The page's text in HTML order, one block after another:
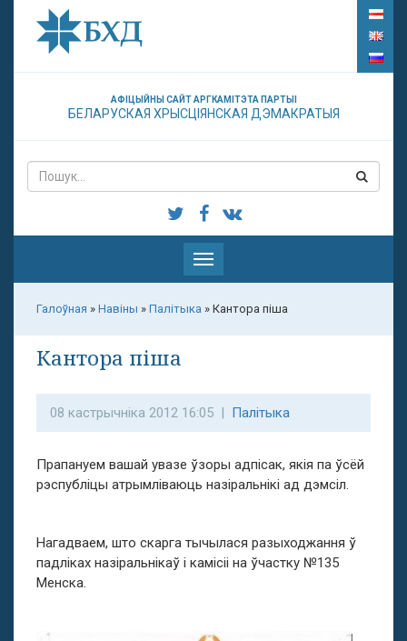
АФІЦЫЙНЫ САЙТ АРГКАМІТЭТА ПАРТЫІ
БЕЛАРУСКАЯ ХРЫСЦІЯНСКАЯ ДЭМАКРАТЫЯ
Паказаць
меню
Галоўная » Навіны » Палітыка » Кантора піша
Кантора піша
08 кастрычніка 2012 16:05 | Палітыка
Прапануем вашай увазе ўзоры адпісак, якія па ўсёй
рэспубліцы атрымліваюць назіральнікі ад дэмсіл.
Нагадваем, што скарга тычылася разыходжання ў
падліках назіральнікаў і камісіі на ўчастку №135
Менска.